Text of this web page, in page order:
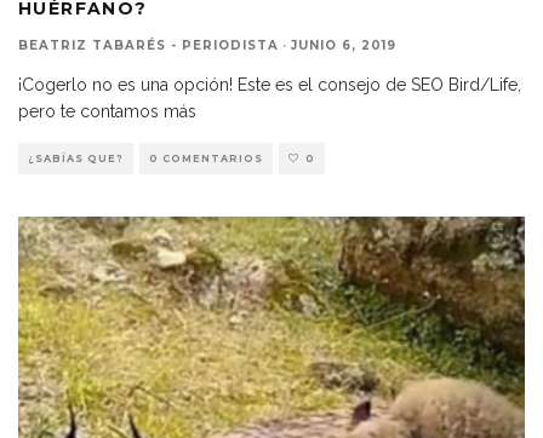
HUÉRFANO?
BEATRIZ TABARÉS - PERIODISTA · JUNIO 6, 2019
¡Cogerlo no es una opción! Este es el consejo de SEO Bird/Life,
pero te contamos más
¿SABÍAS QUE? 0 COMENTARIOS 0